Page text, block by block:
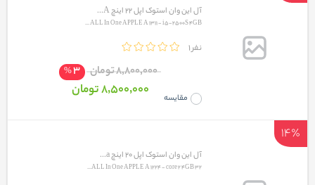
آل این وان استوک اپل 22 اینچ A...
ALL In One APPLE A 1311 - i5-2500S 4GB ...
1 نفر
مقایسه
8٬800٬000 تومان 3
%
8٬500٬000 تومان
14٪
آل این وان استوک اپل 20 اینچ a...
ALL In One APPLE A 1224 - core 2 4GB 32...